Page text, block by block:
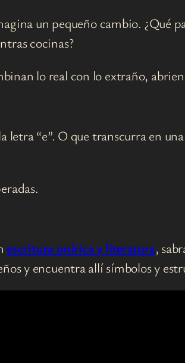
un pequeño cambio. ¿Qué
cocinas?
lo real con lo extraño,
“e”. O que transcurra en
escritura onírica y literatura,
y encuentra allí símbolos y